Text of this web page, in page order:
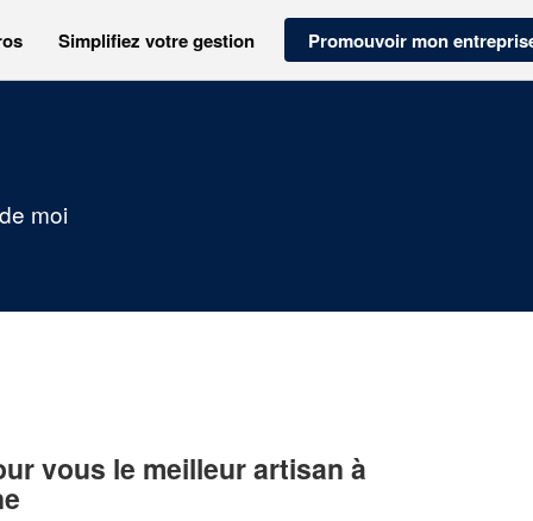
Simplifiez votre gestion Promouvoir mon
moi
vous le meilleur artisan à